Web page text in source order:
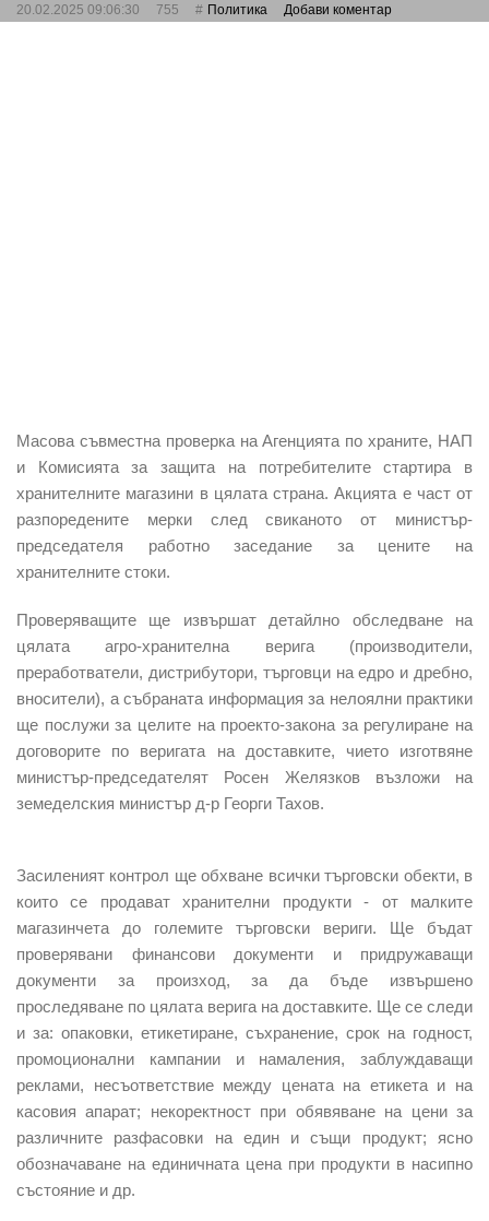
20.02.2025 09:06:30 755 Политика Добави коментар
Масова съвместна проверка на Агенцията по храните, НАП
и Комисията за защита на потребителитестартира в
хранителните магазини в цялата страна. Акцията е част от
разпоредените мерки след свиканото от министър-
председателя работно заседание за цените на
хранителните стоки.
Проверяващите ще извършатдетайлно обследване на
цялата агро-хранителна верига (производители,
преработватели, дистрибутори, търговци на едро и дребно,
вносители), а събраната информация за нелоялни практики
ще послужи за целите на проекто-закона за регулиране на
договорите по веригата на доставките, чието изготвяне
министър-председателят Росен Желязков възложи на
земеделския министър д-р Георги Тахов.
Засиленият контрол ще обхване всички търговски обекти, в
които се продават хранителни продукти - от малките
магазинчета до големите търговски вериги. Ще бъдат
проверявани финансови документи и придружаващи
документи за произход, за да бъде извършено
проследяване по цялата верига на доставките. Ще се следи
и за: опаковки, етикетиране, съхранение, срок на годност,
промоционални кампании и намаления, заблуждаващи
реклами, несъответствие между цената на етикета и на
касовия апарат; некоректност при обявяване на цени за
различните разфасовки на един и същи продукт; ясно
обозначаване на единичната цена при продукти в насипно
състояние и др.